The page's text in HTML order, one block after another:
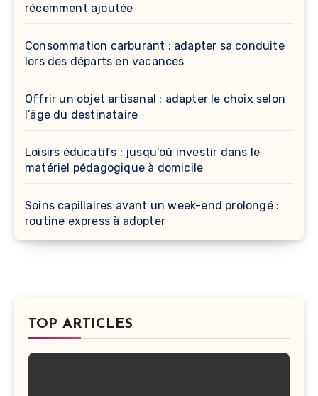
récemment ajoutée
Consommation carburant : adapter sa conduite
lors des départs en vacances
Offrir un objet artisanal : adapter le choix selon
l’âge du destinataire
Loisirs éducatifs : jusqu’où investir dans le
matériel pédagogique à domicile
Soins capillaires avant un week-end prolongé :
routine express à adopter
TOP ARTICLES